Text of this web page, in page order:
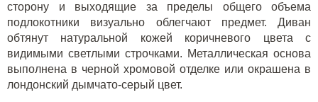
сторону и выходящие за пределы общего объема
подлокотники визуально облегчают предмет. Диван
обтянут натуральной кожей коричневого цвета с
видимыми светлыми строчками. Металлическая основа
выполнена в черной хромовой отделке или окрашена в
лондонский дымчато-серый цвет.